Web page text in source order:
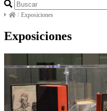
/ Exposiciones
Exposiciones